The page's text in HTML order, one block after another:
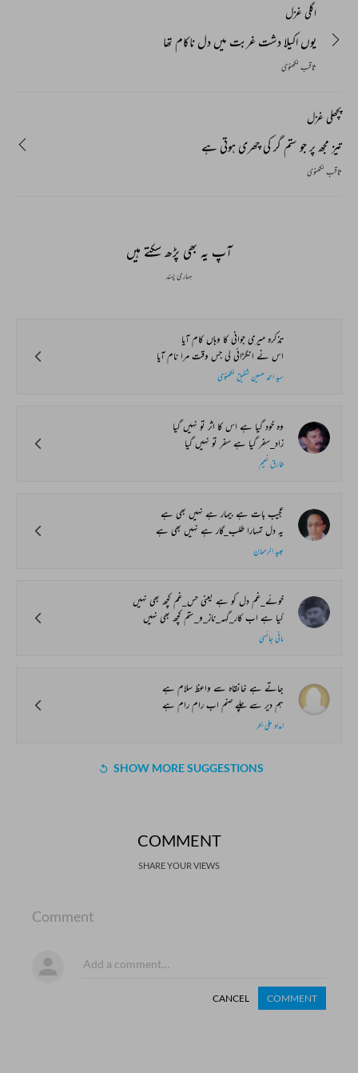
اگلی غزل
یوں اکیلا دشت غربت میں دل ناکام تھا
ثاقب لکھنوی
پچھلی غزل
تیز مجھ پر جو ستم گر کی چھری ہوتی ہے
ثاقب لکھنوی
آپ یہ بھی پڑھ سکتے ہیں
ہماری پسند
تذکرہ میری جوانی کا وہاں کام آیا
اس نے انگڑائی لی جس وقت مرا نام آیا
سید احمد حسین شفیق لکھنوی
وہ خود گیا ہے اس کا اثر تو نہیں گیا
زاد_سفر گیا ہے سفر تو نہیں گیا
طارق نعیم
عجیب بات ہے بیمار ہے نہیں بھی ہے
یہ دل تمہارا طلب_گار ہے نہیں بھی ہے
عبید الرحمان
خوئے_غم دل کو ہے یعنی حس_غم کچھ بھی نہیں
کیا ہے اب کار_گہہ_ناز_و_ستم کچھ بھی نہیں
مانی جائسی
جاتے ہے خانقاہ سے واعظ سلام ہے
ہم دیر سے چلے صنم اب رام رام ہے
امداد علی بحر
SHOW MORE SUGGESTIONS
COMMENT
SHARE YOUR VIEWS
Comment
CANCEL COMMENT